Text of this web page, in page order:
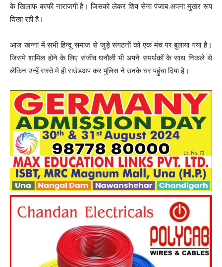
के खिलाफ काफी नाराजगी है। जिसको लेकर शिव सेना पंजाब अपना मुखर रूप
दिखा रही है।
आज खन्ना में सभी हिन्दू समाज से जुड़े संगठनों को एक मंच पर बुलाया गया है।
जिसमे शामिल होने के लिए संजीव घनौली भी अपने समर्थकों के साथ निकले थे
लेकिन उन्हें रास्ते मे ही राउंडअप कर पुलिस ने उनके घर पहुंचा दिया है।